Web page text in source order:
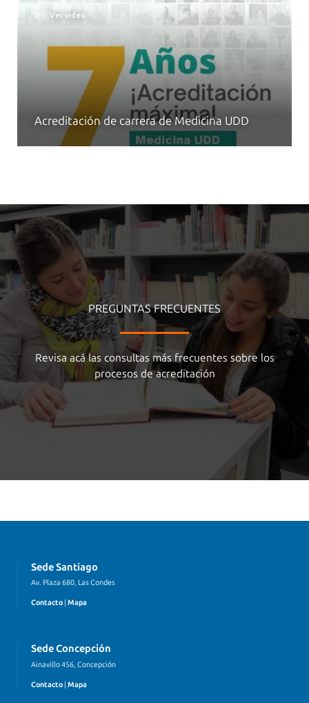
Ver video
Acreditación de carrera de Medicina UDD
PREGUNTAS FRECUENTES
Revisa acá las consultas más frecuentes sobre los
procesos de acreditación
Sede Santiago
Av. Plaza 680, Las Condes
Contacto Mapa
Sede Concepción
Ainavillo 456, Concepción
Contacto | Mapa